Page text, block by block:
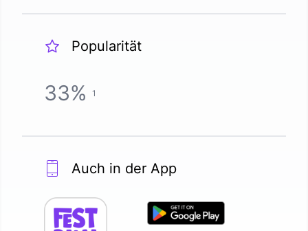
Popularität
33% 1
Auch in der App